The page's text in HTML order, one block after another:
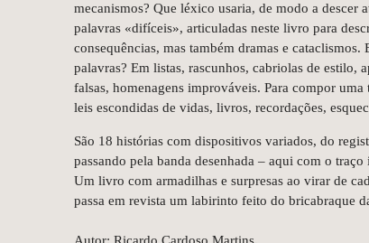
mecanismos? Que léxico usaria, de modo a descer
palavras «difíceis», articuladas neste livro para
consequências, mas também dramas e cataclismos.
palavras? Em listas, rascunhos, cabriolas de estilo,
falsas, homenagens improváveis. Para compor
leis escondidas de vidas, livros, recordações,
São 18 histórias com dispositivos variados, do
passando pela banda desenhada – aqui com o
Um livro com armadilhas e surpresas ao virar de
passa em revista um labirinto feito do bricabraque